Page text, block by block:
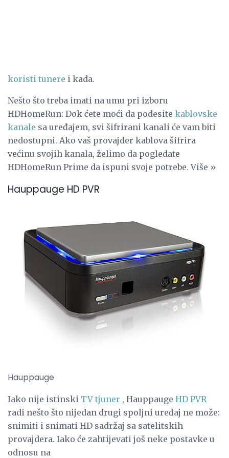
koristi tunere i kada.
Nešto što treba imati na umu pri izboru
HDHomeRun: Dok ćete moći da podesite kablovske
kanale sa uređajem, svi šifrirani kanali će vam biti
nedostupni. Ako vaš provajder kablova šifrira
većinu svojih kanala, želimo da pogledate
HDHomeRun Prime da ispuni svoje potrebe. Više »
Hauppauge HD PVR
Hauppauge
Iako nije istinski TV tjuner , Hauppauge HD PVR
radi nešto što nijedan drugi spoljni uređaj ne može:
snimiti i snimati HD sadržaj sa satelitskih
provajdera. Iako će zahtijevati još neke postavke u
odnosu na